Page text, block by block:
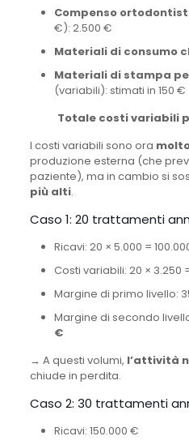
Compenso
€): 2.500 €
Materiali di consumo
Materiali di stampa
(variabili): stimati in 150 €
Totale costi variabili
I costi variabili sono ora
produzione esterna (che
paziente), ma in cambio si
più alti.
Caso 1: 20 trattamenti
Ricavi: 20 × 5.000 =
Costi variabili: 20 × 3.250
Margine di primo livello:
Margine di secondo
€
→ A questi volumi, l’attività
chiude in perdita.
Caso 2: 30 trattamenti
Ricavi: 150.000 €